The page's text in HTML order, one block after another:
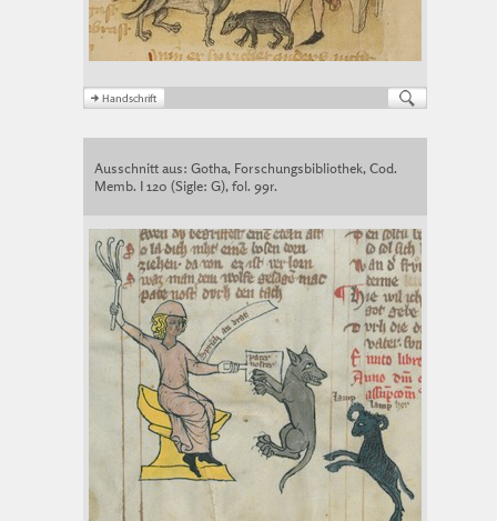
Ausschnitt aus: Gotha, Forschungsbibliothek, Cod.
Memb. I 120 (Sigle: G), fol. 99r.